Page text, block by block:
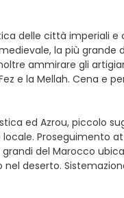
delle città imperiali
la più grande
ammirare gli
e la Mellah. Cena e
ed Azrou, piccolo
Proseguimento
del Marocco
deserto.